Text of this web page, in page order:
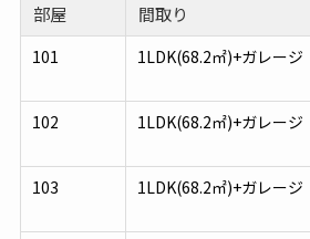
部屋 間取り
101 1LDK(68.2㎡)+ガレージ
102
1LDK(68.2㎡)+ガレージ
103
1LDK(68.2㎡)+ガレージ